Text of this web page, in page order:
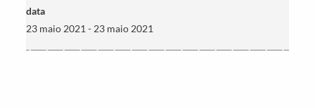
data
23 maio 2021 - 23 maio 2021